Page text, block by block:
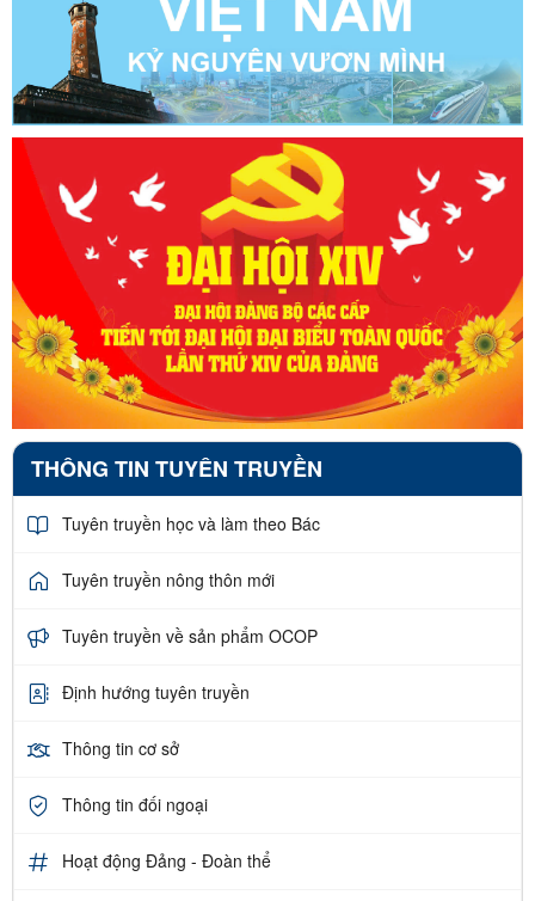
THÔNG TIN TUYÊN TRUYỀN
Tuyên truyền học và làm theo Bác
Tuyên truyền nông thôn mới
Tuyên truyền về sản phẩm OCOP
Định hướng tuyên truyền
Thông tin cơ sở
Thông tin đối ngoại
Hoạt động Đảng - Đoàn thể